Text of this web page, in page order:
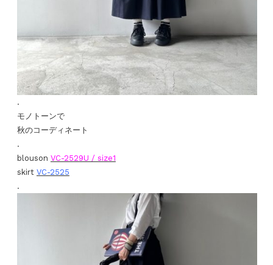
.
モノトーンで
秋のコーディネート
.
blouson VC-2529U / size1
skirt VC-2525
.